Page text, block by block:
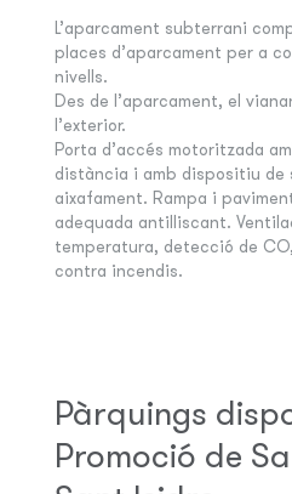
L’aparcament subterrani
places d’aparcament per a
nivells.
Des de l’aparcament, el
l’exterior.
Porta d’accés motoritzada
distància i amb dispositiu de
aixafament. Rampa i
adequada antilliscant.
temperatura, detecció de
contra incendis.
Pàrquings
Promoció de